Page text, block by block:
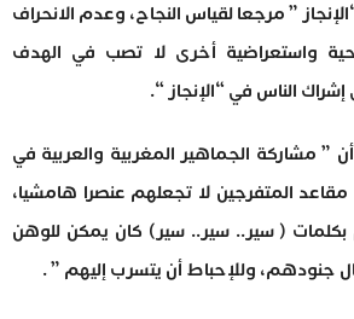
” مرجعا لقياس النجاح، وعدم الانحراف
واستعراضية أخرى لا تصب في الهدف
إشراك الناس في “الإنجاز “.
” مشاركة الجماهير المغربية والعربية في
المتفرجين لا تجعلهم عنصرا هامشيا،
( سير.. سير.. سير) كان يمكن للوهن
جنودهم، وللإحباط أن يتسرب إليهم ” .